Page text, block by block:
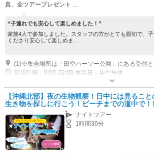
真、全ツアープレゼント ...
“子連れでも安心して楽しめました！”
家族4人で参加しました。スタッフの方がとても親切で、
くださり安心して楽しめま...
営業時間：9:00-22:00 休業日：年中無休
専用駐車場あり（無料）50台 田空ハーソー公園内
【沖縄北部】夜の生物観察！日中には見るこ
生き物を探しに行こう！ビーチまでの道中で
沖縄海人探検隊の一員になって色々な生き物を
ナイトツアー
1時間30分